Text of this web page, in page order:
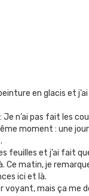
en glacis et
Je n’ai pas fait les
moment : une
feuilles et j’ai fait
Ce matin, je remarque
ici et là.
voyant, mais ça me